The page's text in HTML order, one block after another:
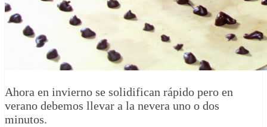
Ahora en invierno se solidifican rápido pero en
verano debemos llevar a la nevera uno o dos
minutos.